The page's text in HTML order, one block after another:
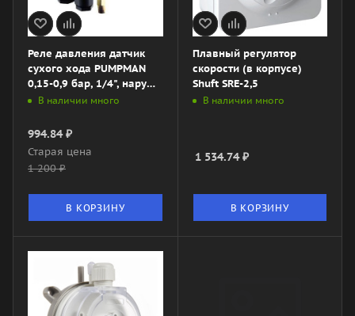
Реле давления датчик
сухого хода PUMPMAN
0,15-0,9 бар, 1/4", наруж.,
Арт. TPS9A
В наличии много
994.84₽
Старая цена
1 200₽
В КОРЗИНУ
Плавный регулятор
скорости (в корпусе)
Shuft SRE-2,5
В наличии много
1 534.74₽
В КОРЗИНУ